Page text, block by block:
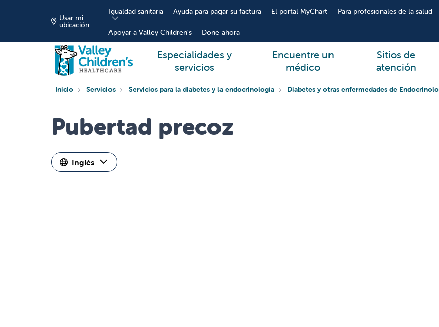
Usar mi
ubicación
Igualdad sanitaria Ayuda para pagar su factura El portal MyChart Para profesionales de la salud
Apoyar a Valley Children's Done ahora
Especialidades y
servicios
Encuentre un
médico
Sitios de
atención
Inicio Servicios Servicios para la diabetes y la endocrinología Diabetes y otras enfermedades de
Pubertad precoz
Inglés